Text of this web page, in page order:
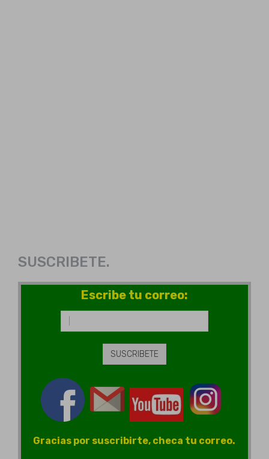
SUSCRIBETE.
Escribe tu correo:
Gracias por suscribirte, checa tu correo.